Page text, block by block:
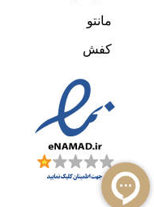
مانتو
کفش